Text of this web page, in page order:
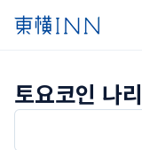
토요코인 나